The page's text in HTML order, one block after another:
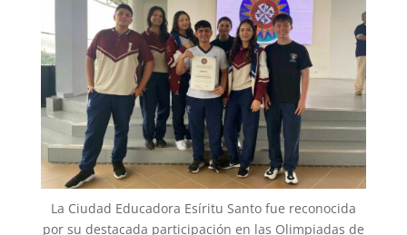
La Ciudad Educadora Esíritu Santo fue reconocida
por su destacada participación en las Olimpiadas de